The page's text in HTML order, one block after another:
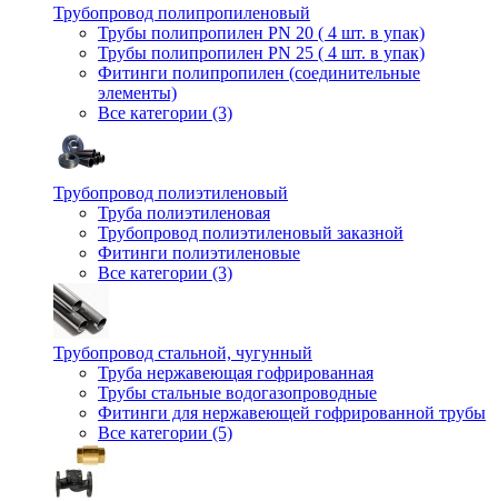
Трубопровод полипропиленовый
Трубы полипропилен PN 20 ( 4 шт. в упак)
Трубы полипропилен PN 25 ( 4 шт. в упак)
Фитинги полипропилен (cоединительные
элементы)
Все категории (3)
Трубопровод полиэтиленовый
Труба полиэтиленовая
Трубопровод полиэтиленовый заказной
Фитинги полиэтиленовые
Все категории (3)
Трубопровод стальной, чугунный
Труба нержавеющая гофрированная
Трубы стальные водогазопроводные
Фитинги для нержавеющей гофрированной трубы
Все категории (5)